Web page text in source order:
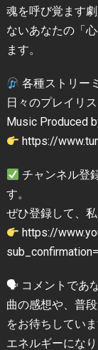
魂を呼び覚ます
ないあなたの「
ます。
各種ストリー
日々のプレイリ
Music Produced
https://
チャンネル登
す。
ぜひ登録して、
https://
🗣 コメントであ
曲の感想や、普
をお待ちしてい
エネルギーになり